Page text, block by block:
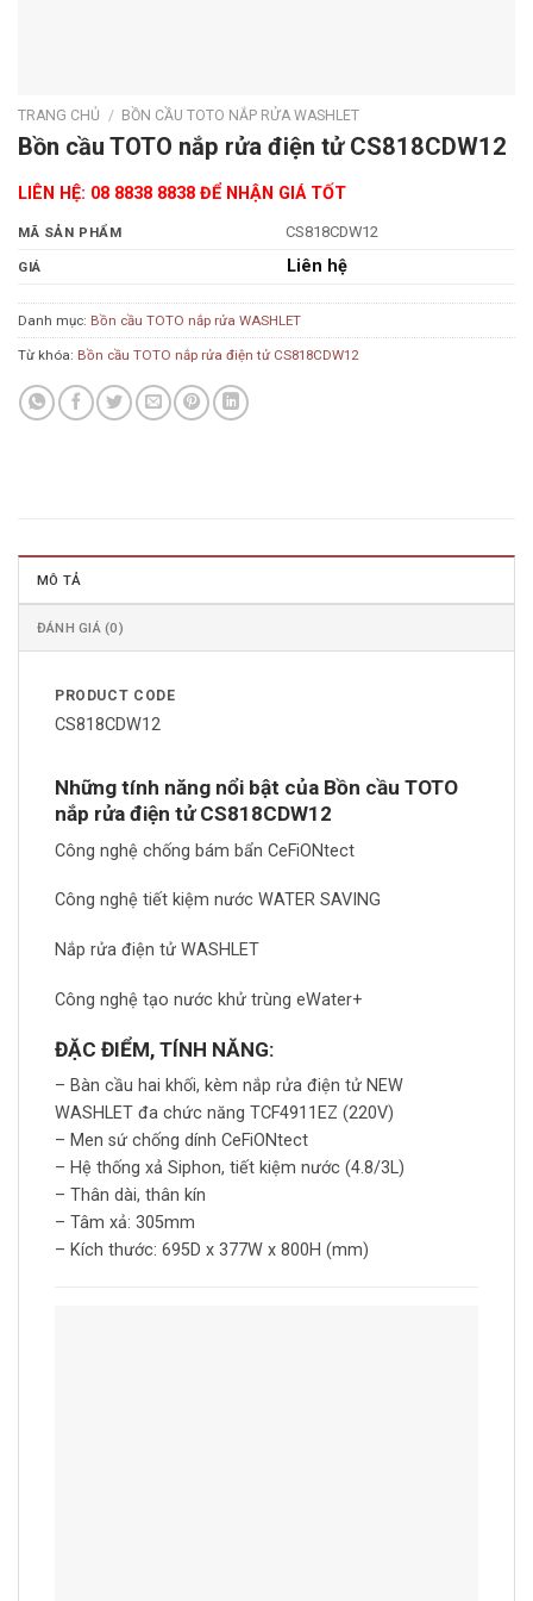
TRANG CHỦ / BỒN CẦU TOTO NẮP RỬA WASHLET
Bồn cầu TOTO nắp rửa điện tử CS818CDW12
LIÊN HỆ: 08 8838 8838 ĐỂ NHẬN GIÁ TỐT
MÃ SẢN PHẨM CS818CDW12
GIÁ Liên hệ
Danh mục: Bồn cầu TOTO nắp rửa WASHLET
Từ khóa: Bồn cầu TOTO nắp rửa điện tử CS818CDW12
MÔ TẢ
ĐÁNH GIÁ (0)
PRODUCT CODE
CS818CDW12
Những tính năng nổi bật của Bồn cầu TOTO
nắp rửa điện tử CS818CDW12
Công nghệ chống bám bẩn CeFiONtect
Công nghệ tiết kiệm nước WATER SAVING
Nắp rửa điện tử WASHLET
Công nghệ tạo nước khử trùng eWater+
ĐẶC ĐIỂM, TÍNH NĂNG:
– Bàn cầu hai khối, kèm nắp rửa điện tử NEW
WASHLET đa chức năng TCF4911EZ (220V)
– Men sứ chống dính CeFiONtect
– Hệ thống xả Siphon, tiết kiệm nước (4.8/3L)
– Thân dài, thân kín
– Tâm xả: 305mm
– Kích thước: 695D x 377W x 800H (mm)